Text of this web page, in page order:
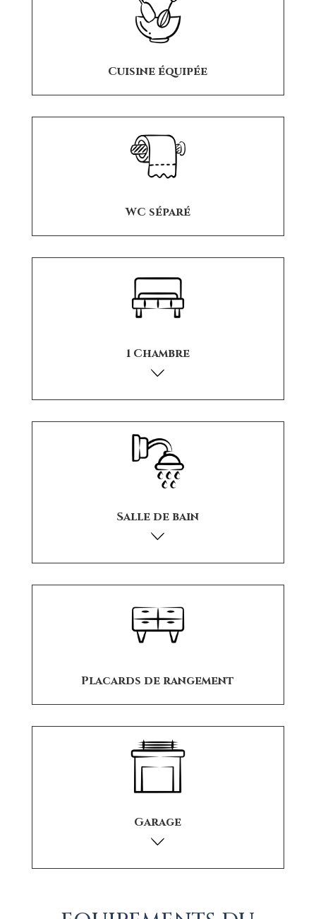
Cuisine équipée
WC séparé
1 Chambre
Salle de bain
Placards de rangement
Garage